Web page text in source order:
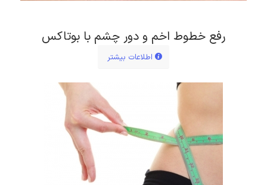
رفع خطوط اخم و دور چشم با بوتاکس
اطلاعات بیشتر